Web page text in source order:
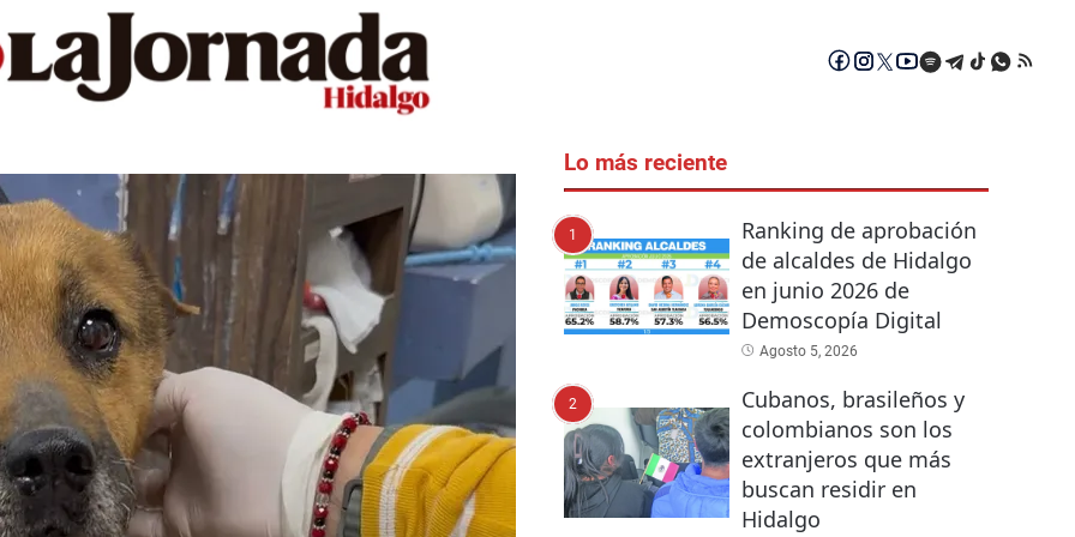
Lo más reciente
1
Ranking de aprobación
de alcaldes de Hidalgo
en junio 2026 de
Demoscopía Digital
Agosto 5, 2026
2
Cubanos, brasileños y
colombianos son los
extranjeros que más
buscan residir en
Hidalgo